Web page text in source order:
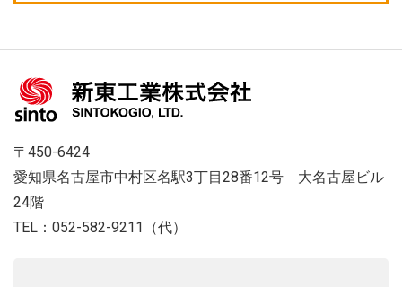
〒450-6424
愛知県名古屋市中村区名駅3丁目28番12号 大名古屋ビル
24階
TEL：052-582-9211（代）